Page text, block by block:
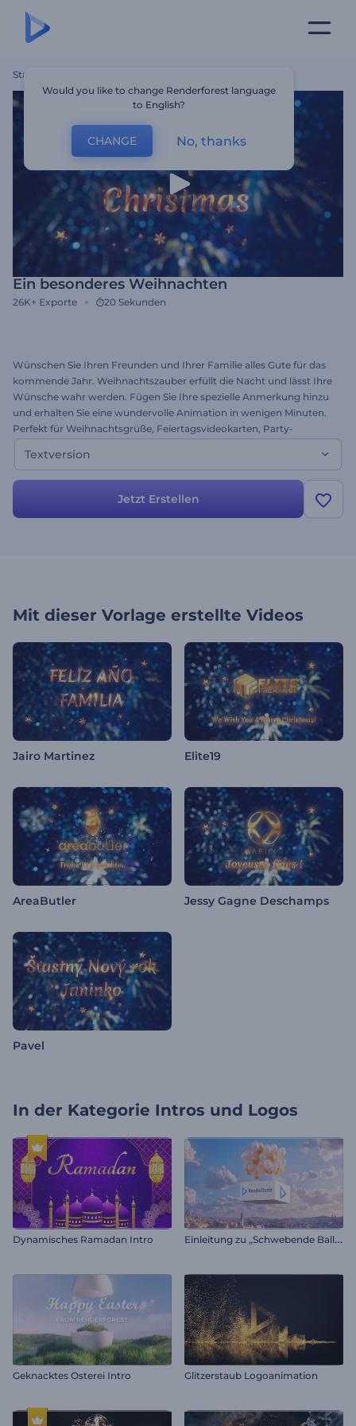
Startseite
Ein besonderes Weihnachten
26K+ Exporte 20 Sekunden
Wünschen Sie Ihren Freunden und Ihrer Familie alles Gute für das
kommende Jahr. Weihnachtszauber erfüllt die Nacht und lässt Ihre
Wünsche wahr werden. Fügen Sie Ihre spezielle Anmerkung hinzu
und erhalten Sie eine wundervolle Animation in wenigen Minuten.
Perfekt für Weihnachtsgrüße, Feiertagsvideokarten, Party-
Einladungen und mehr. Senden Sie eine festliche Nachricht mit der
Weihnachts-Vorlage. Dies ist die Textversion der Vorlage. Testen Sie
Textversion
Jetzt Erstellen
Mit dieser Vorlage erstellte Videos
Jairo Martinez Elite19
AreaButler Jessy Gagne Deschamps
Pavel
In der Kategorie Intros und Logos
Dynamisches Ramadan Intro E
inleitung zu „Schwebende Ballons“
Geknacktes Osterei Intro Glitzerstaub Logoanimation
Would you like to change Renderforest language
to English?
CHANGE No, thanks